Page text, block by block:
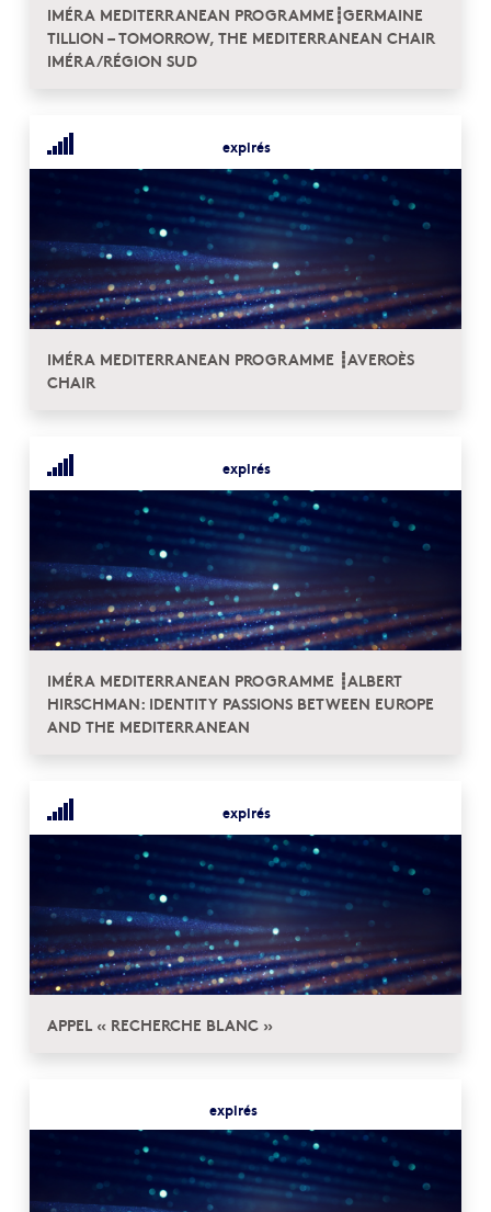
IMÉRA MEDITERRANEAN PROGRAMME┋GERMAINE
TILLION – TOMORROW, THE MEDITERRANEAN CHAIR
IMÉRA/RÉGION SUD
expirés
IMÉRA MEDITERRANEAN PROGRAMME ┋AVEROÈS
CHAIR
expirés
IMÉRA MEDITERRANEAN PROGRAMME ┋ALBERT
HIRSCHMAN: IDENTITY PASSIONS BETWEEN EUROPE
AND THE MEDITERRANEAN
expirés
APPEL « RECHERCHE BLANC »
expirés